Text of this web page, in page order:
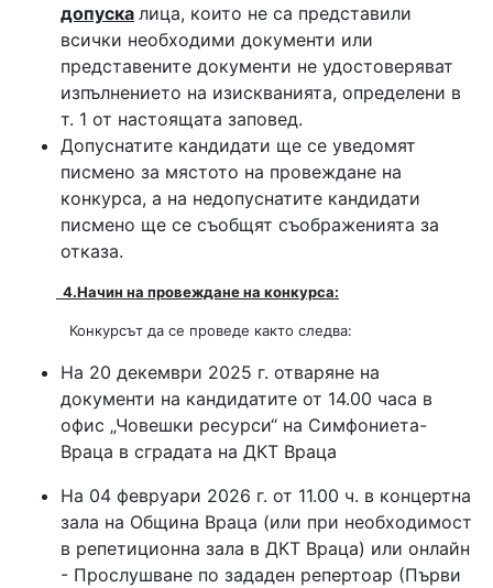
допуска лица, които не са представили
всички необходими документи или
представените документи не удостоверяват
изпълнението на изискванията, определени в
т. 1 от настоящата заповед.
Допуснатите кандидати ще се уведомят
писмено за мястото на провеждане на
конкурса, а на недопуснатите кандидати
писмено ще се съобщят съображенията за
отказа.
4.Начин на провеждане на конкурса:
Конкурсът да се проведе както следва:
На 20 декември 2025 г. отваряне на
документи на кандидатите от 14.00 часа в
офис „Човешки ресурси“ на Симфониета-
Враца в сградата на ДКТ Враца
На 04 февруари 2026 г. от 11.00 ч. в концертна
зала на Община Враца (или при необходимост
в репетиционна зала в ДКТ Враца) или онлайн
- Прослушване по зададен репертоар (Първи